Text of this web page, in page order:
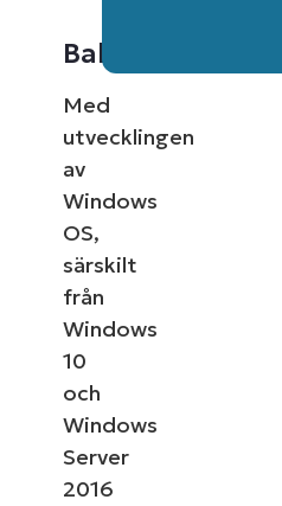
Bakgrund
Med
utvecklingen
av
Windows
OS,
särskilt
från
Windows
10
och
Windows
Server
2016